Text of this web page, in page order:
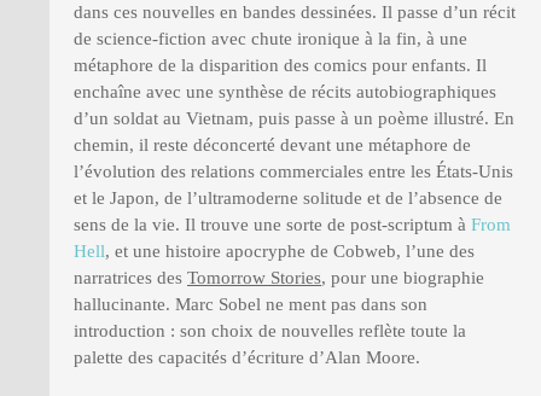
dans ces nouvelles en bandes dessinées. Il passe d’un récit
de science-fiction avec chute ironique à la fin, à une
métaphore de la disparition des comics pour enfants. Il
enchaîne avec une synthèse de récits autobiographiques
d’un soldat au Vietnam, puis passe à un poème illustré. En
chemin, il reste déconcerté devant une métaphore de
l’évolution des relations commerciales entre les États-Unis
et le Japon, de l’ultramoderne solitude et de l’absence de
sens de la vie. Il trouve une sorte de post-scriptum à From
Hell, et une histoire apocryphe de Cobweb, l’une des
narratrices des Tomorrow Stories, pour une biographie
hallucinante. Marc Sobel ne ment pas dans son
introduction : son choix de nouvelles reflète toute la
palette des capacités d’écriture d’Alan Moore.